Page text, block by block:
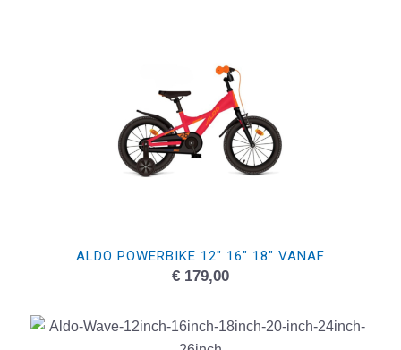
ALDO POWERBIKE 12″ 16″ 18″ VANAF
€179,00